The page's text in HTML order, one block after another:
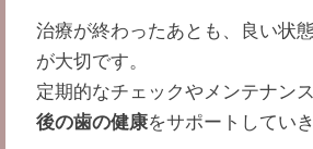
治療が終わったあとも、良い状
が大切です。
定期的なチェックやメンテナン
後の歯の健康をサポートしていき